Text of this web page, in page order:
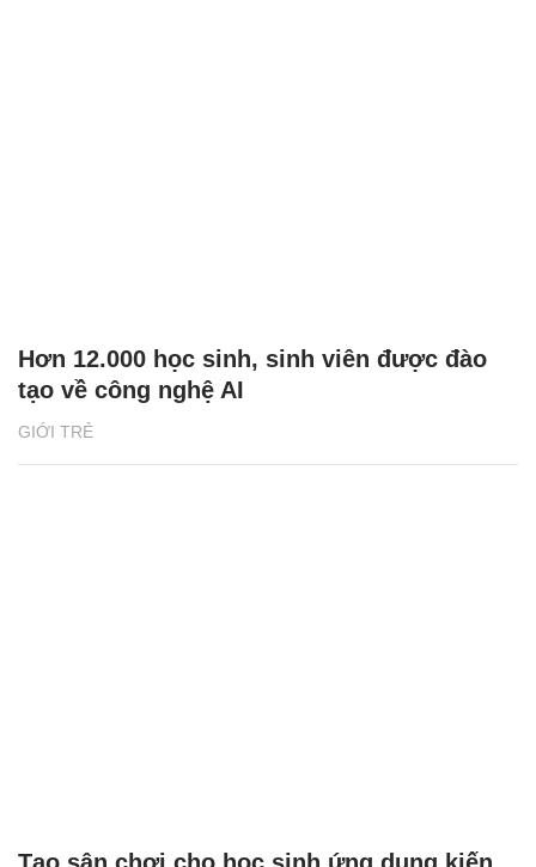
GIỚI TRẺ
Hơn 12.000 học sinh, sinh viên được đào
tạo về công nghệ AI